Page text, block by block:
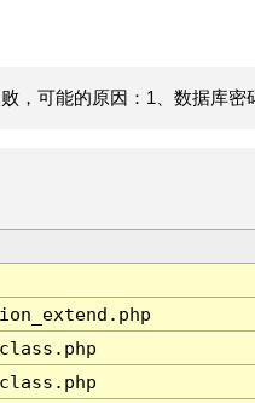
，可能的原因：1、数据库密